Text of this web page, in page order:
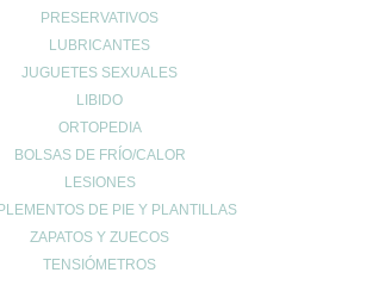
PRESERVATIVOS
LUBRICANTES
JUGUETES SEXUALES
LIBIDO
ORTOPEDIA
BOLSAS DE FRÍO/CALOR
LESIONES
DE PIE Y PLANTILLAS
ZAPATOS Y ZUECOS
TENSIÓMETROS